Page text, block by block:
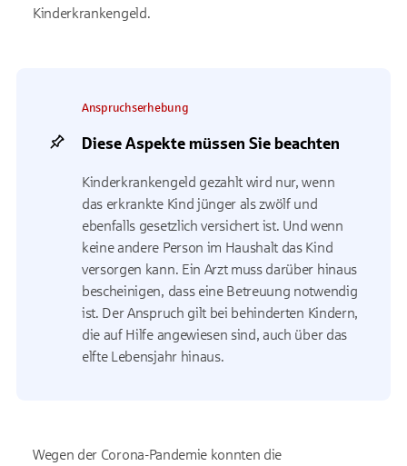
Kinderkrankengeld.
Anspruchserhebung
Diese Aspekte müssen Sie beachten
Kinderkrankengeld gezahlt wird nur, wenn
das erkrankte Kind jünger als zwölf und
ebenfalls gesetzlich versichert ist. Und wenn
keine andere Person im Haushalt das Kind
versorgen kann. Ein Arzt muss darüber hinaus
bescheinigen, dass eine Betreuung notwendig
ist. Der Anspruch gilt bei behinderten Kindern,
die auf Hilfe angewiesen sind, auch über das
elfte Lebensjahr hinaus.
Wegen der Corona-Pandemie konnten die